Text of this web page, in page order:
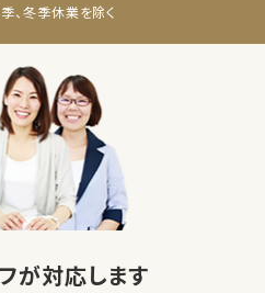
、冬季休業を除く
が対応します